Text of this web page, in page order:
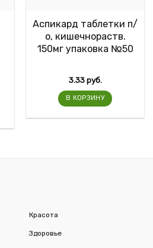
Аспикард таблетки п/
о, кишечнораств.
150мг упаковка №50
3.33руб.
В КОРЗИНУ
Красота
Здоровье